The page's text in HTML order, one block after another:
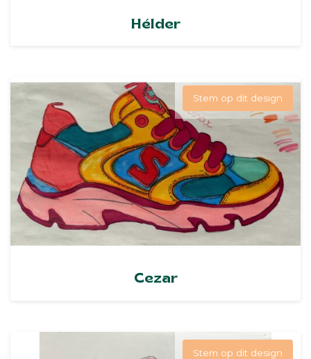
Hélder
Cezar
Stem op dit design
Stem op dit design